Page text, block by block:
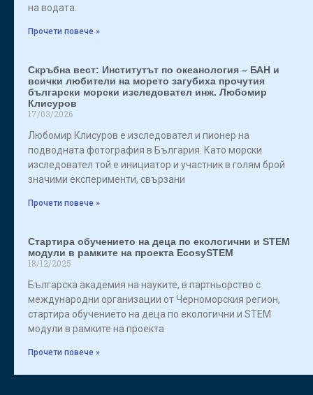
на водата.
Прочети повече »
Скръбна вест: Институтът по океанология – БАН и
всички любители на морето загубиха прочутия
български морски изследовател инж. Любомир
Клисуров
17/03/2026
Любомир Клисуров е изследовател и пионер на
подводната фотография в България. Като морски
изследовател той е инициатор и участник в голям брой
значими експерименти, свързани
Прочети повече »
Стартира обучението на деца по екологични и STEM
модули в рамките на проекта EcosySTEM
18/12/2025
Българска академия на науките, в партньорство с
международни организации от Черноморския регион,
стартира обучението на деца по екологични и STEM
модули в рамките на проекта
Прочети повече »